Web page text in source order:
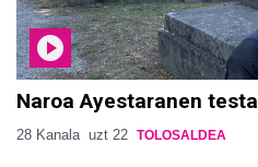
Naroa Ayestaranen testa
28 Kanala uzt 22 TOLOSALDEA